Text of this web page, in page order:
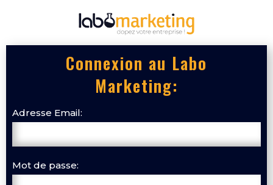
Connexion au Labo
Marketing:
Adresse Email:
Mot de passe: